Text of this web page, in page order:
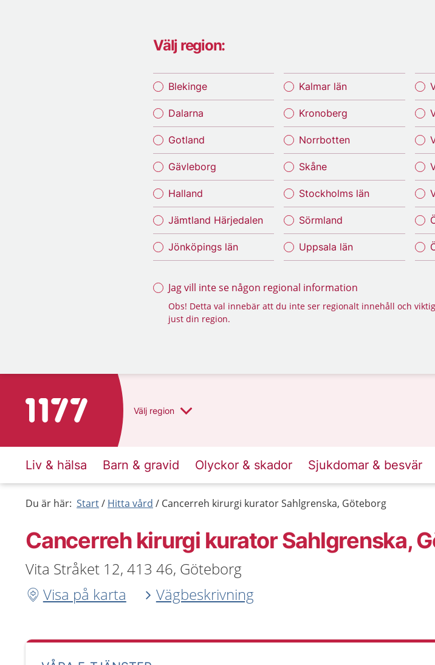
Välj region:
Blekinge
Dalarna
Gotland
Gävleborg
Halland
Jämtland Härjedalen
Jönköpings län
Kalmar län
Kronoberg
Norrbotten
Skåne
Stockholms län
Sörmland
Uppsala län
Jag vill inte se någon regional information
Obs! Detta val innebär att du inte ser regionalt innehåll och
just din region.
Till startsidan för 1177 Välj region
Liv & hälsa Barn & gravid Olyckor & skador Sjukdomar & besvär
Du är här: Start Hitta vård Cancerreh kirurgi kurator Sahlgrenska, Göteborg
Cancerreh kirurgi kurator Sahlgrenska,
Vita Stråket 12, 413 46, Göteborg
Visa på karta
Vägbeskrivning